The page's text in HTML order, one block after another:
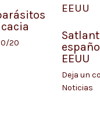
20
EEUU
Deja un
Noticias